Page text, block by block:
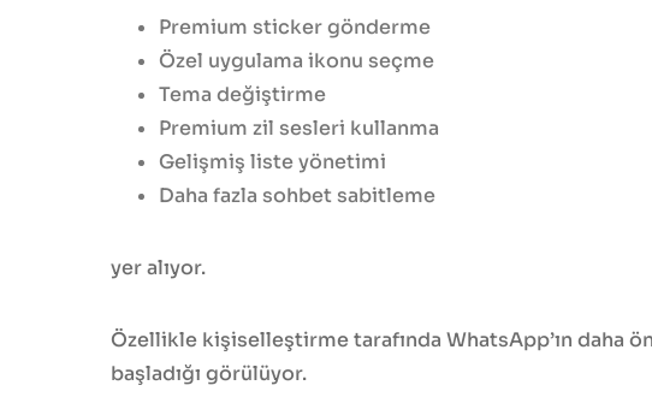
Premium sticker gönderme
Özel uygulama ikonu seçme
Tema değiştirme
Premium zil sesleri kullanma
Gelişmiş liste yönetimi
Daha fazla sohbet sabitleme
yer alıyor.
Özellikle kişiselleştirme tarafında WhatsApp’ın daha
başladığı görülüyor.